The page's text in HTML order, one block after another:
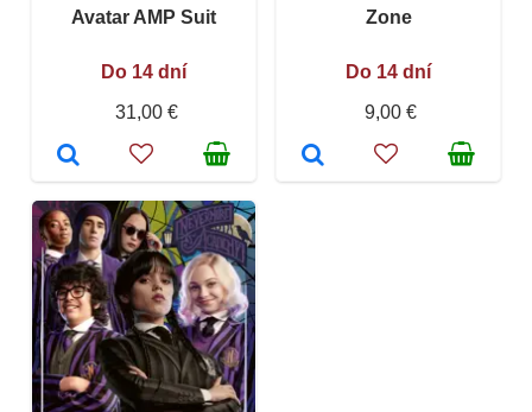
Avatar AMP Suit
Do 14 dní
31,00 €
Zone
Do 14 dní
9,00 €